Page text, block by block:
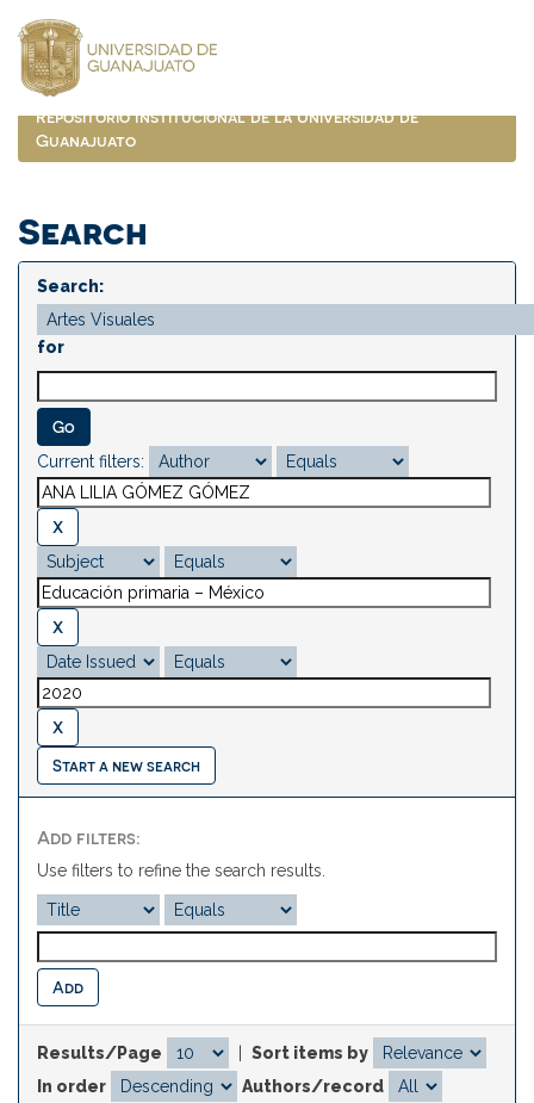
navigation
Repositorio Institucional de la Universidad de
Guanajuato
Search
Search:
for
Current filters:
Start a new search
Add filters:
Use filters to refine the search results.
Results/Page
Sort items by
In order
Authors/record